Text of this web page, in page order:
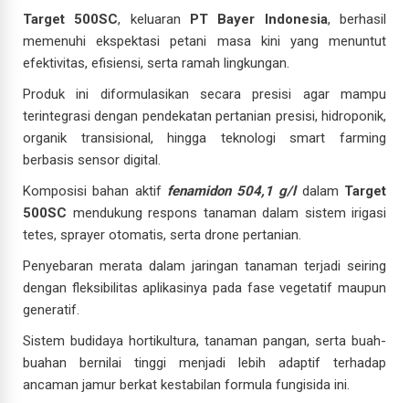
Target 500SC, keluaran PT Bayer Indonesia, berhasil
memenuhi ekspektasi petani masa kini yang menuntut
efektivitas, efisiensi, serta ramah lingkungan.
Produk ini diformulasikan secara presisi agar mampu
terintegrasi dengan pendekatan pertanian presisi, hidroponik,
organik transisional, hingga teknologi smart farming
berbasis sensor digital.
Komposisi bahan aktif fenamidon 504,1 g/ldalam Target
500SC mendukung respons tanaman dalam sistem irigasi
tetes, sprayer otomatis, serta drone pertanian.
Penyebaran merata dalam jaringan tanaman terjadi seiring
dengan fleksibilitas aplikasinya pada fase vegetatif maupun
generatif.
Sistem budidaya hortikultura, tanaman pangan, serta buah-
buahan bernilai tinggi menjadi lebih adaptif terhadap
ancaman jamur berkat kestabilan formula fungisida ini.